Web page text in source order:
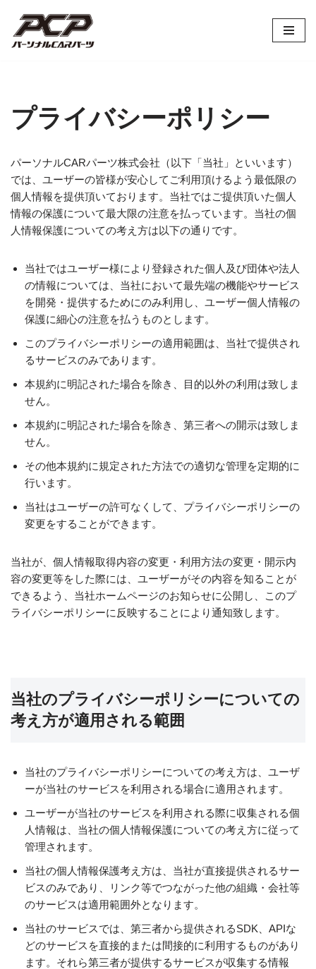
コ
へ
キ
ッ
プ
プライバシーポリシー
パーソナルCARパーツ株式会社（以下「当社」といいます）
では、ユーザーの皆様が安心してご利用頂けるよう最低限の
個人情報を提供頂いております。当社ではご提供頂いた個人
情報の保護について最大限の注意を払っています。当社の個
人情報保護についての考え方は以下の通りです。
当社ではユーザー様により登録された個人及び団体や法人
の情報については、当社において最先端の機能やサービス
を開発・提供するためにのみ利用し、ユーザー個人情報の
保護に細心の注意を払うものとします。
このプライバシーポリシーの適用範囲は、当社で提供され
るサービスのみであります。
本規約に明記された場合を除き、目的以外の利用は致しま
せん。
本規約に明記された場合を除き、第三者への開示は致しま
せん。
その他本規約に規定された方法での適切な管理を定期的に
行います。
当社はユーザーの許可なくして、プライバシーポリシーの
変更をすることができます。
当社が、個人情報取得内容の変更・利用方法の変更・開示内
容の変更等をした際には、ユーザーがその内容を知ることが
できるよう、当社ホームページのお知らせに公開し、このプ
ライバシーポリシーに反映することにより通知致します。
当社のプライバシーポリシーについての
考え方が適用される範囲
当社のプライバシーポリシーについての考え方は、ユーザ
ーが当社のサービスを利用される場合に適用されます。
ユーザーが当社のサービスを利用される際に収集される個
人情報は、当社の個人情報保護についての考え方に従って
管理されます。
当社の個人情報保護考え方は、当社が直接提供されるサー
ビスのみであり、リンク等でつながった他の組織・会社等
のサービスは適用範囲外となります。
当社のサービスでは、第三者から提供されるSDK、APIな
どのサービスを直接的または間接的に利用するものがあり
ます。それら第三者が提供するサービスが収集する情報